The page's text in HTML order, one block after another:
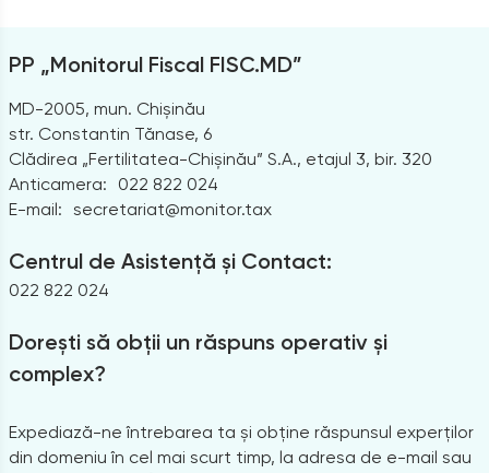
PP „Monitorul Fiscal FISC.MD”
MD-2005, mun. Chișinău
str. Constantin Tănase, 6
Clădirea „Fertilitatea-Chișinău” S.A., etajul 3, bir. 320
Anticamera:
022 822 024
E-mail: secretariat@monitor.tax
Centrul de Asistență și Contact:
022 822 024
Dorești să obții un răspuns operativ și
complex?
Expediază-ne întrebarea ta și obține răspunsul experților
din domeniu în cel mai scurt timp, la adresa de e-mail sau